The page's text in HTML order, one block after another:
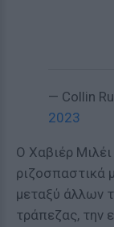
— Collin
2023
Ο Χαβιέρ
ριζοσπαστικά
μεταξύ άλλων
τράπεζας, την